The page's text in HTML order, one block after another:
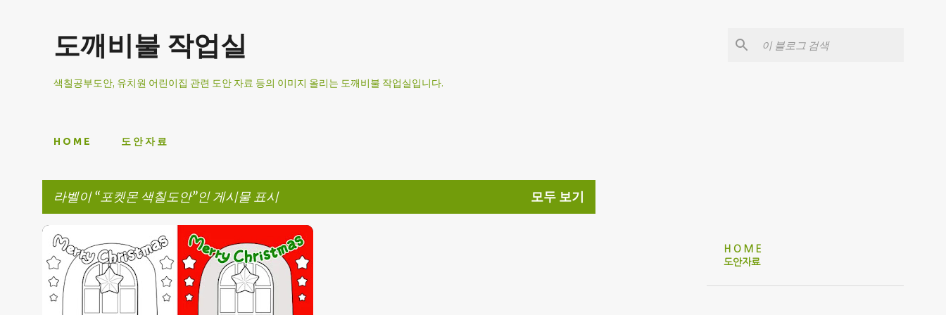
도깨비불 작업실
색칠공부도안, 유치원 어린이집 관련 도안 자료 등의 이미지 올리는 도깨비불 작업실입니다.
H O M E 도 안 자 료
라벨이 포켓몬 색칠도안 인 게시물 표시 모두 보기
글 겨울도안 도안자료 크리스마스 도안 +2
H O M E
도안자료